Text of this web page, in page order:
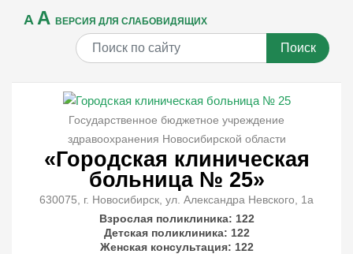
A A ВЕРСИЯ ДЛЯ СЛАБОВИДЯЩИХ
Поиск
Государственное бюджетное учреждение
здравоохранения Новосибирской области
«Городская клиническая
больница № 25»
630075, г. Новосибирск, ул. Александра Невского, 1а
Взрослая поликлиника: 122
Детская поликлиника: 122
Женская консультация: 122